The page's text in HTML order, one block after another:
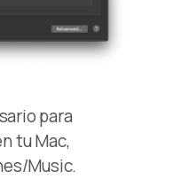
para
tu Mac,
Music.